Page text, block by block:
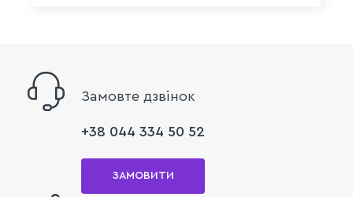
Замовте дзвінок
+38 044 334 50 52
ЗАМОВИТИ